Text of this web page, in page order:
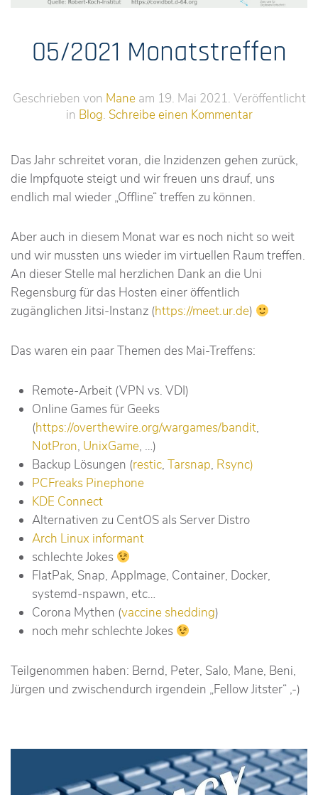
05/2021 Monatstreffen
Geschrieben von Maneam 19. Mai 2021. Veröffentlicht
in Blog. Schreibe einen Kommentar
Das Jahr schreitet voran, die Inzidenzen gehen zurück,
die Impfquote steigt und wir freuen uns drauf, uns
endlich mal wieder „Offline“ treffen zu können.
Aber auch in diesem Monat war es noch nicht so weit
und wir mussten uns wieder im virtuellen Raum treffen.
An dieser Stelle mal herzlichen Dank an die Uni
Regensburg für das Hosten einer öffentlich
zugänglichen Jitsi-Instanz (https://meet.ur.de)
Das waren ein paar Themen des Mai-Treffens:
Remote-Arbeit (VPN vs. VDI)
Online Games für Geeks
(https://overthewire.org/wargames/bandit,
NotPron, UnixGame, …)
Backup Lösungen (restic, Tarsnap, Rsync)
PCFreaks Pinephone
KDE Connect
Alternativen zu CentOS als Server Distro
Arch Linux informant
schlechte Jokes
FlatPak, Snap, AppImage, Container, Docker,
systemd-nspawn, etc…
Corona Mythen (vaccine shedding)
noch mehr schlechte Jokes
Teilgenommen haben: Bernd, Peter, Salo, Mane, Beni,
Jürgen und zwischendurch irgendein „Fellow Jitster“ ,-)